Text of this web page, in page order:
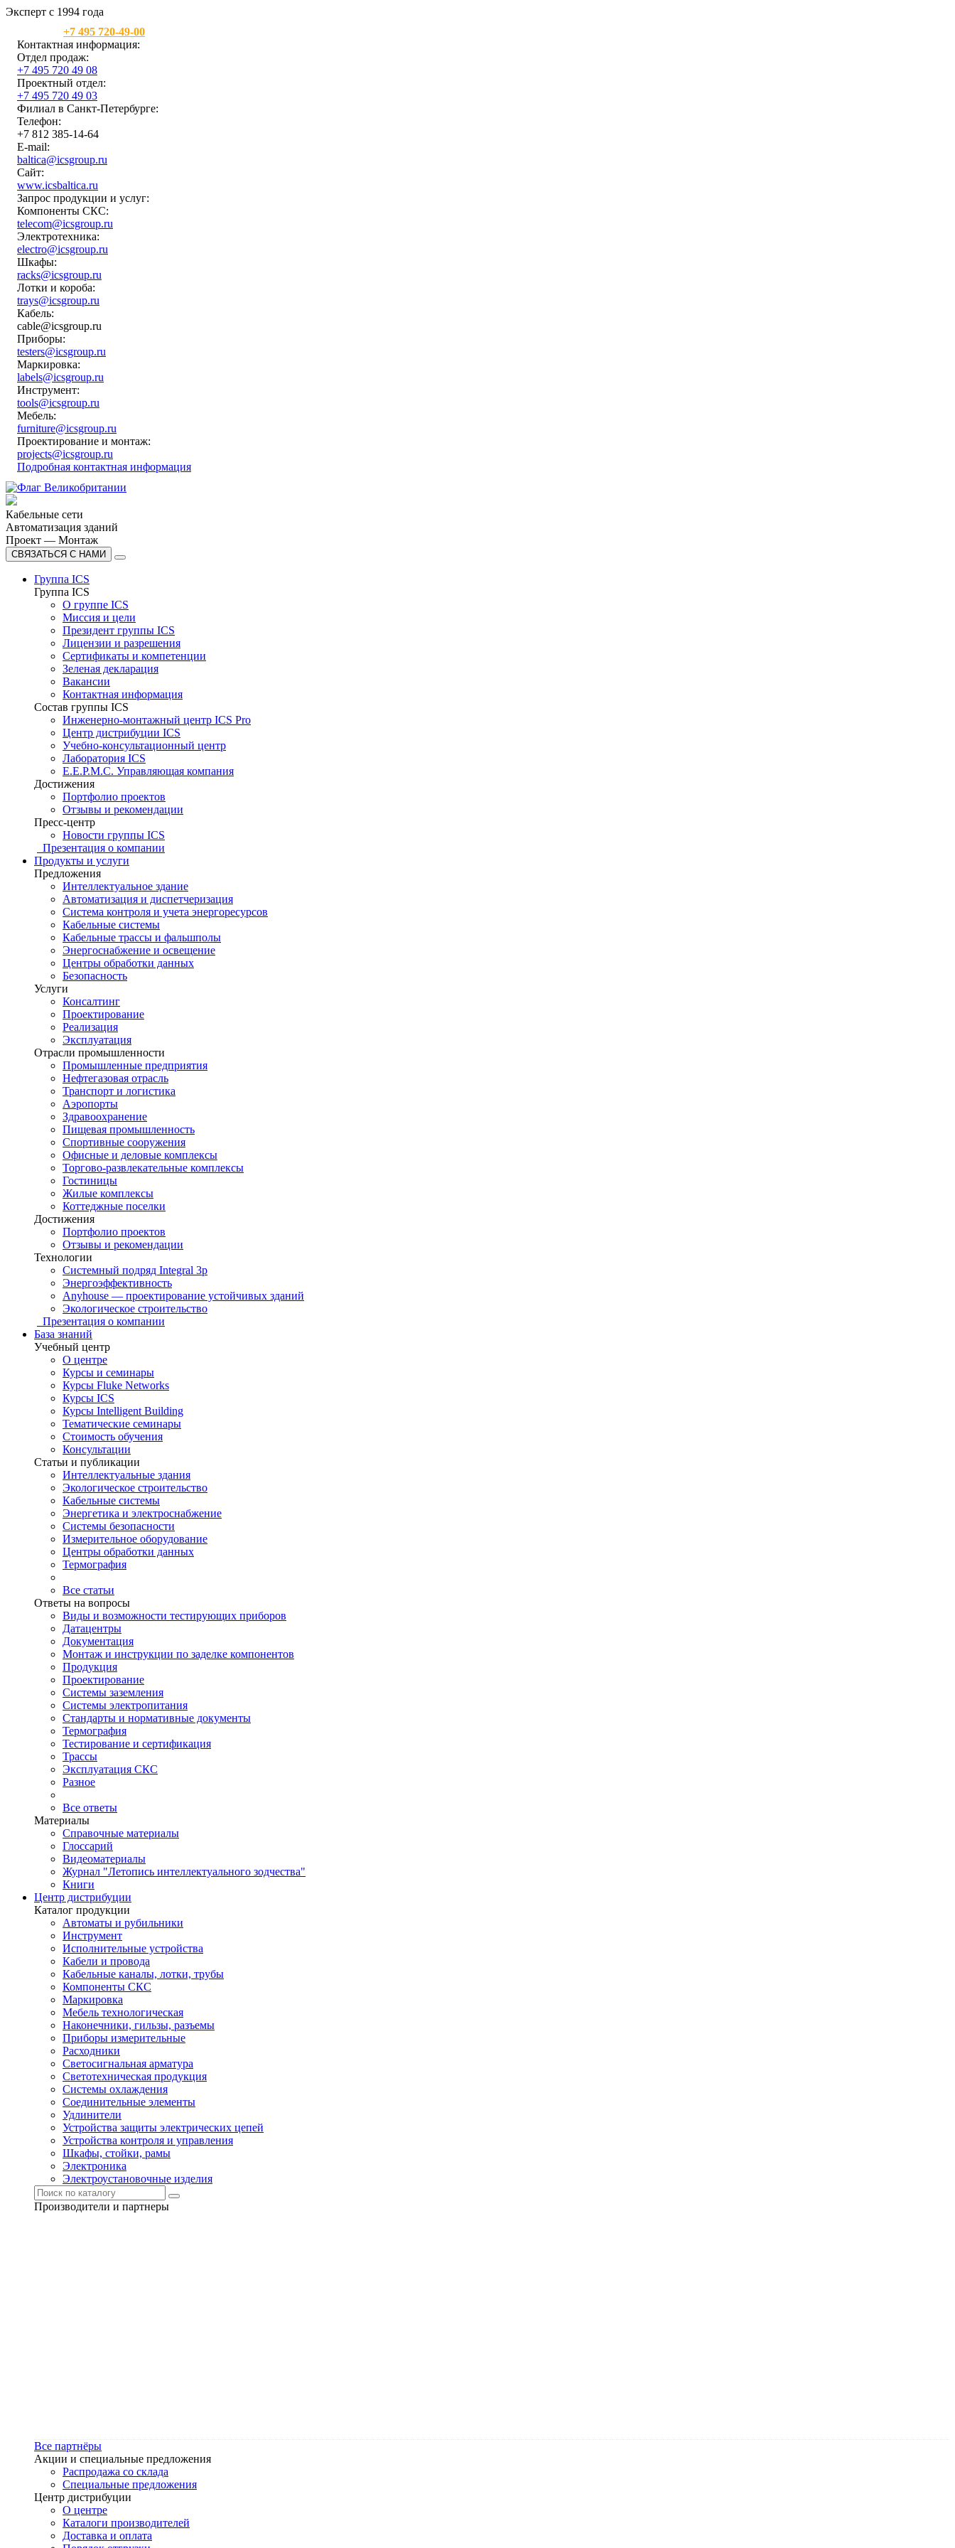
Эксперт с 1994 года
+7 495 720-49-00
Контактная информация:
Отдел продаж:
+7 495 720 49 08
Проектный отдел:
+7 495 720 49 03
Филиал в Санкт-Петербурге:
Телефон:
+7 812 385-14-64
E-mail:
baltica@icsgroup.ru
Сайт:
www.icsbaltica.ru
Запрос продукции и услуг:
Компоненты СКС:
telecom@icsgroup.ru
Электротехника:
electro@icsgroup.ru
Шкафы:
racks@icsgroup.ru
Лотки и короба:
trays@icsgroup.ru
Кабель:
cable@icsgroup.ru
Приборы:
testers@icsgroup.ru
Маркировка:
labels@icsgroup.ru
Инструмент:
tools@icsgroup.ru
Мебель:
furniture@icsgroup.ru
Проектирование и монтаж:
projects@icsgroup.ru
Подробная контактная информация
Кабельные сети
Автоматизация зданий
Проект — Монтаж
СВЯЗАТЬСЯ С НАМИ
Группа ICS
Группа ICS
О группе ICS
Миссия и цели
Президент группы ICS
Лицензии и разрешения
Сертификаты и компетенции
Зеленая декларация
Вакансии
Контактная информация
Состав группы ICS
Инженерно-монтажный центр ICS Pro
Центр дистрибуции ICS
Учебно-консультационный центр
Лаборатория ICS
E.E.P.M.C. Управляющая компания
Достижения
Портфолио проектов
Отзывы и рекомендации
Пресс-центр
Новости группы ICS
Презентация о компании
Продукты и услуги
Предложения
Интеллектуальное здание
Автоматизация и диспетчеризация
Система контроля и учета энергоресурсов
Кабельные системы
Кабельные трассы и фальшполы
Энергоснабжение и освещение
Центры обработки данных
Безопасность
Услуги
Консалтинг
Проектирование
Реализация
Эксплуатация
Отрасли промышленности
Промышленные предприятия
Нефтегазовая отрасль
Транспорт и логистика
Аэропорты
Здравоохранение
Пищевая промышленность
Спортивные сооружения
Офисные и деловые комплексы
Торгово-развлекательные комплексы
Гостиницы
Жилые комплексы
Коттеджные поселки
Достижения
Портфолио проектов
Отзывы и рекомендации
Технологии
Системный подряд Integral 3p
Энергоэффективность
Anyhouse — проектирование устойчивых зданий
Экологическое строительство
Презентация о компании
База знаний
Учебный центр
О центре
Курсы и семинары
Курсы Fluke Networks
Курсы ICS
Курсы Intelligent Building
Тематические семинары
Стоимость обучения
Консультации
Статьи и публикации
Интеллектуальные здания
Экологическое строительство
Кабельные системы
Энергетика и электроснабжение
Системы безопасности
Измерительное оборудование
Центры обработки данных
Термография
Все статьи
Ответы на вопросы
Виды и возможности тестирующих приборов
Датацентры
Документация
Монтаж и инструкции по заделке компонентов
Продукция
Проектирование
Системы заземления
Системы электропитания
Стандарты и нормативные документы
Термография
Тестирование и сертификация
Трассы
Эксплуатация СКС
Разное
Все ответы
Материалы
Справочные материалы
Глоссарий
Видеоматериалы
Журнал "Летопись интеллектуального зодчества"
Книги
Центр дистрибуции
Каталог продукции
Автоматы и рубильники
Инструмент
Исполнительные устройства
Кабели и провода
Кабельные каналы, лотки, трубы
Компоненты СКС
Маркировка
Мебель технологическая
Наконечники, гильзы, разъемы
Приборы измерительные
Расходники
Светосигнальная арматура
Светотехническая продукция
Системы охлаждения
Соединительные элементы
Удлинители
Устройства защиты электрических цепей
Устройства контроля и управления
Шкафы, стойки, рамы
Электроника
Электроустановочные изделия
Производители и партнеры
Все партнёры
Акции и специальные предложения
Распродажа со склада
Специальные предложения
Центр дистрибуции
О центре
Каталоги производителей
Доставка и оплата